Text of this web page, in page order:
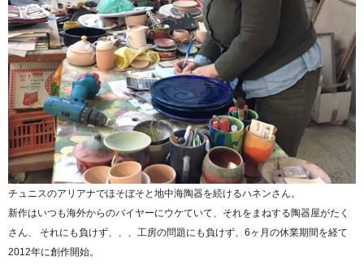
チュニスのアリアナでほそぼそと地中海陶器を続けるハネンさん。
新作はいつも海外からのバイヤーにウケていて、それをまねする陶器屋がたく
さん、 それにも負けず、、、工房の問題にも負けず、6ヶ月の休業期間を経て
2012年に創作開始。